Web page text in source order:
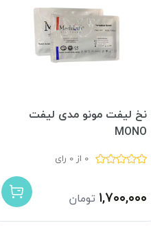
نخ لیفت مونو مدی لیفت
MONO
0 از 0 رای
۱,۷۰۰,۰۰۰ تومان